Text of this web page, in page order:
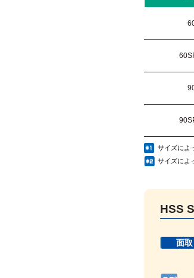
サイズによ
サイズによ
HSS
面